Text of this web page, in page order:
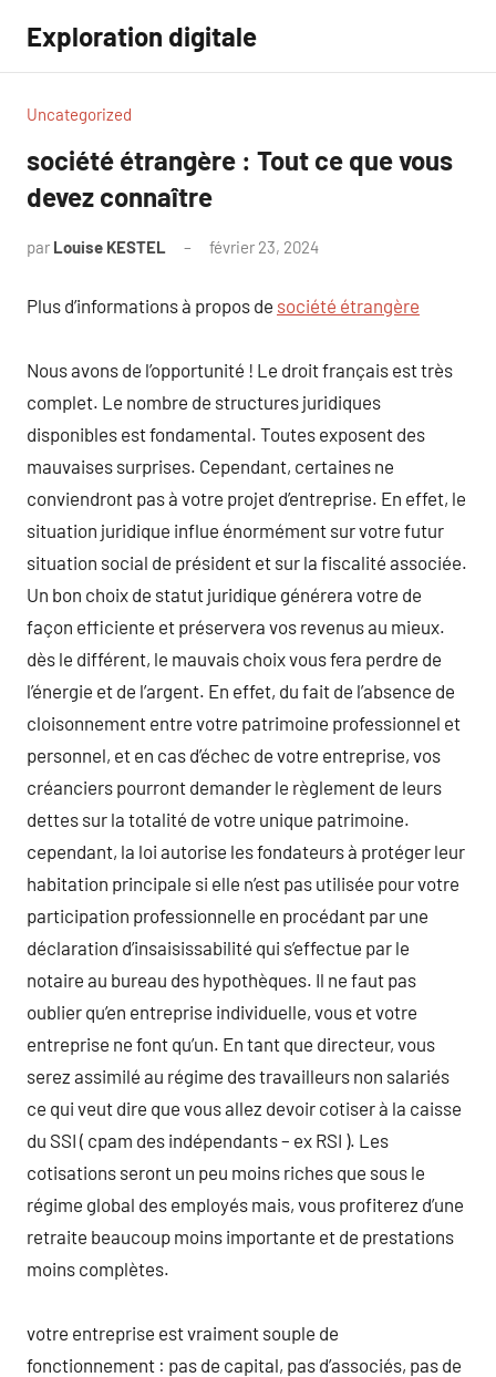
contenu
Exploration digitale
Uncategorized
société étrangère : Tout ce que vous
devez connaître
par Louise KESTEL février 23, 2024
Plus d’informations à propos de société étrangère
Nous avons de l’opportunité ! Le droit français est très
complet. Le nombre de structures juridiques
disponibles est fondamental. Toutes exposent des
mauvaises surprises. Cependant, certaines ne
conviendront pas à votre projet d’entreprise. En effet, le
situation juridique influe énormément sur votre futur
situation social de président et sur la fiscalité associée.
Un bon choix de statut juridique générera votre de
façon efficiente et préservera vos revenus au mieux.
dès le différent, le mauvais choix vous fera perdre de
l’énergie et de l’argent. En effet, du fait de l’absence de
cloisonnement entre votre patrimoine professionnel et
personnel, et en cas d’échec de votre entreprise, vos
créanciers pourront demander le règlement de leurs
dettes sur la totalité de votre unique patrimoine.
cependant, la loi autorise les fondateurs à protéger leur
habitation principale si elle n’est pas utilisée pour votre
participation professionnelle en procédant par une
déclaration d’insaisissabilité qui s’effectue par le
notaire au bureau des hypothèques. Il ne faut pas
oublier qu’en entreprise individuelle, vous et votre
entreprise ne font qu’un. En tant que directeur, vous
serez assimilé au régime des travailleurs non salariés
ce qui veut dire que vous allez devoir cotiser à la caisse
du SSI ( cpam des indépendants – ex RSI ). Les
cotisations seront un peu moins riches que sous le
régime global des employés mais, vous profiterez d’une
retraite beaucoup moins importante et de prestations
moins complètes.
votre entreprise est vraiment souple de
fonctionnement : pas de capital, pas d’associés, pas de